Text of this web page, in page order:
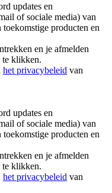
updates en
of sociale media) van
toekomstige producten en
en je afmelden
te klikken.
het privacybeleid van
updates en
of sociale media) van
toekomstige producten en
en je afmelden
te klikken.
het privacybeleid van